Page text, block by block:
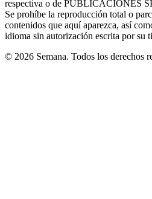
window
respectiva o de PUBLICACIONES
Se prohíbe la reproducción total o
contenidos que aquí aparezca, así
idioma sin autorización escrita por su
© 2026 Semana. Todos los derechos